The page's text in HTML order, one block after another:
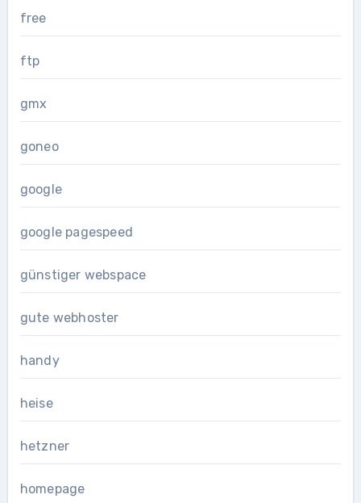
free
ftp
gmx
goneo
google
google pagespeed
günstiger webspace
gute webhoster
handy
heise
hetzner
homepage